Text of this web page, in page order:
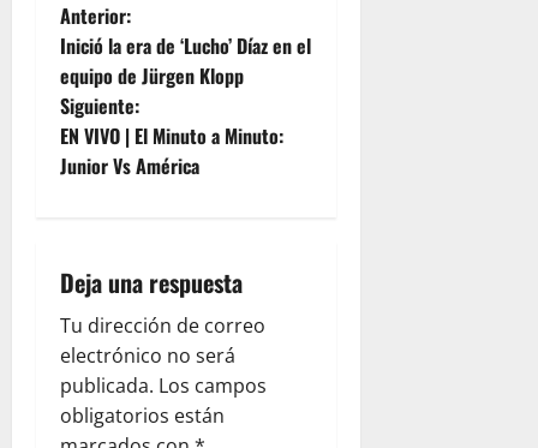
Anterior:
Inició la era de ‘Lucho’ Díaz en el
equipo de Jürgen Klopp
Siguiente:
EN VIVO | El Minuto a Minuto:
Junior Vs América
Deja una respuesta
Tu dirección de correo
electrónico no será
publicada. Los campos
obligatorios están